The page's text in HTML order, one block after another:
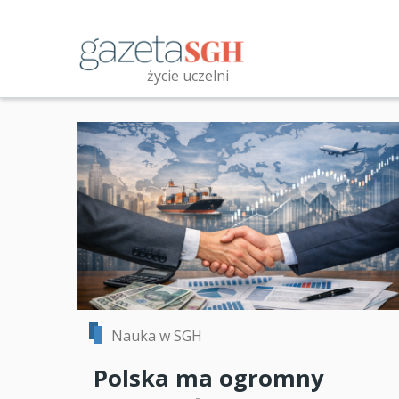
życie uczelni
Przeszukaj witrynę
Nauka w SGH
Polska ma ogromny